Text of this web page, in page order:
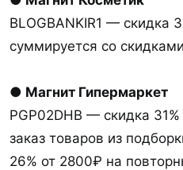
BLOGBANKIR1 — скидка
суммируется со скидками
● Магнит Гипермаркет
PGP02DHB — скидка
заказ товаров из
26% от 2800₽ на